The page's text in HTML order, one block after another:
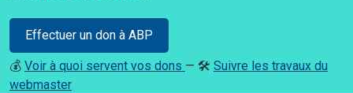
Effectuer un don à ABP
💰 Voir à quoi servent vos dons — 🛠️ Suivre les travaux du
webmaster